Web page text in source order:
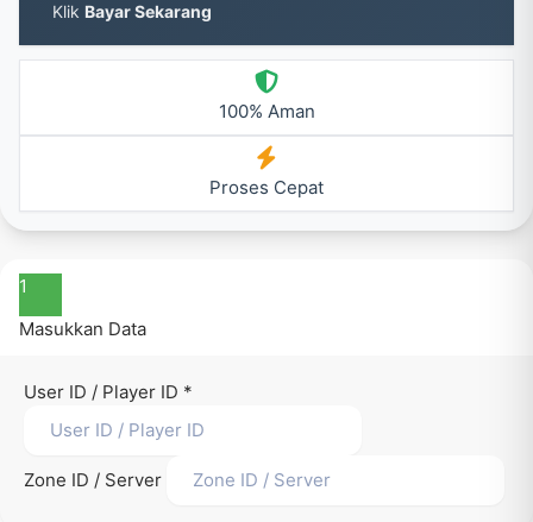
Klik Bayar Sekarang
100% Aman
Proses Cepat
1
Masukkan Data
User ID / Player ID *
Zone ID / Server